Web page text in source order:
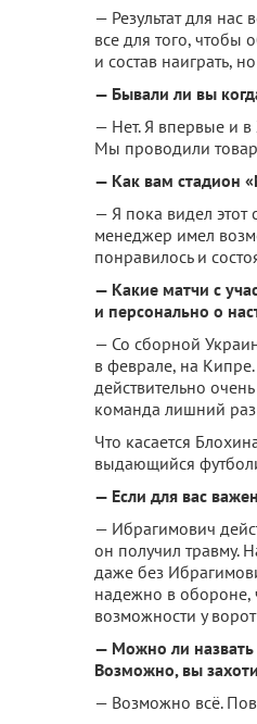
— Результат для
все для того, чтобы
и состав наиграть,
— Бывали ли вы
— Нет. Я впервые и
Мы проводили
— Как вам стадион
— Я пока видел
менеджер имел
понравилось и
— Какие матчи с
и персонально о
— Со сборной
в феврале, на
действительно
команда лишний раз
Что касается
выдающийся
— Если для вас
— Ибрагимович
он получил травму.
даже без
надежно в обороне,
возможности у
— Можно ли назвать
Возможно, вы
— Возможно всё.